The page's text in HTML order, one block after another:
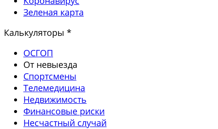
Зеленая карта
Калькуляторы *
ОСГОП
От невыезда
Спортсмены
Телемедицина
Недвижимость
Финансовые риски
Несчастный случай